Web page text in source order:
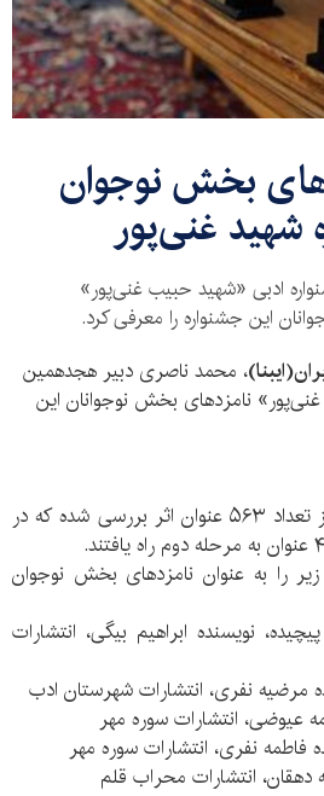
بخش نوجوان
شهید غنی‌پور
ادبی «شهید حبیب غنی‌پور»
این جشنواره را معرفی کرد.
، محمد ناصری دبیر هجدهمین
نامزدهای بخش نوجوانان این
بنا بر اعلام دبیر جشنواره، از تعداد ۵۶۳ عنوان اثر بررسی شده که در
را به عنوان نامزدهای بخش نوجوان
نویسنده ابراهیم بیگی، انتشارات